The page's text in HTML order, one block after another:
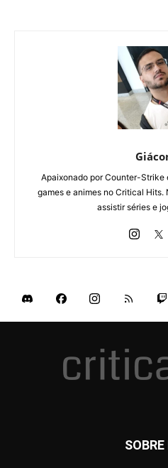
Apaixonado por Counter-
games e animes no Critical Hits.
assistir séries e